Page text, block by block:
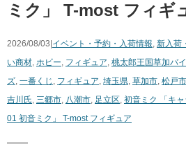
ミク」 ​T-most ​フィギ
2026/08/03| イベント・予約・入荷情報, 新入荷
い商材, ホビー, フィギュア, 桃太郎王国草加バ
ズ, 一番くじ , フィギュア, 埼玉県, 草加市, 松戸市
吉川氏, 三郷市, 八潮市, 足立区, 初音ミク ​「キ
01 ​初音ミク」 ​T-most ​フィギュア